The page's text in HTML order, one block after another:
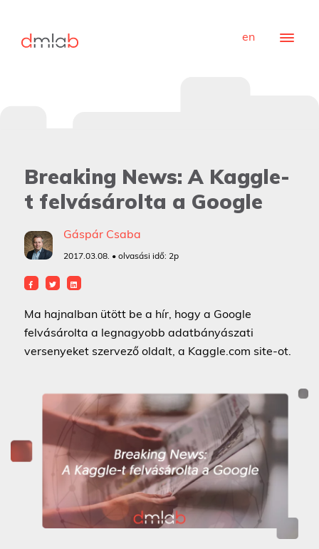
en
Breaking News: A Kaggle-
t felvásárolta a Google
Gáspár Csaba
2017.03.08. • olvasási idő: 2p
Ma hajnalban ütött be a hír, hogy a Google
felvásárolta a legnagyobb adatbányászati
versenyeket szervező oldalt, a Kaggle.com site-ot.